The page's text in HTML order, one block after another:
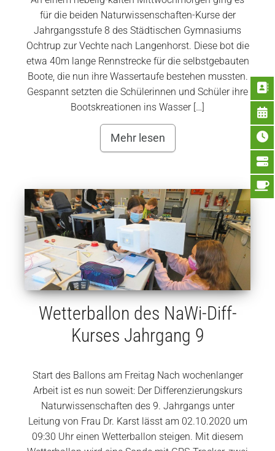
für die beiden Naturwissenschaften-Kurse der
Jahrgangsstufe 8 des Städtischen Gymnasiums
Ochtrup zur Vechte nach Langenhorst. Diese bot die
etwa 40m lange Rennstrecke für die selbstgebauten
Boote, die nun ihre Wassertaufe bestehen mussten.
Gespannt setzten die Schülerinnen und Schüler ihre
Bootskreationen ins Wasser […]
Mehr lesen
Wetterballon des NaWi-Diff-
Kurses Jahrgang 9
Start des Ballons am Freitag Nach wochenlanger
Arbeit ist es nun soweit: Der Differenzierungskurs
Naturwissenschaften des 9. Jahrgangs unter
Leitung von Frau Dr. Karst lässt am 02.10.2020 um
09:30 Uhr einen Wetterballon steigen. Mit diesem